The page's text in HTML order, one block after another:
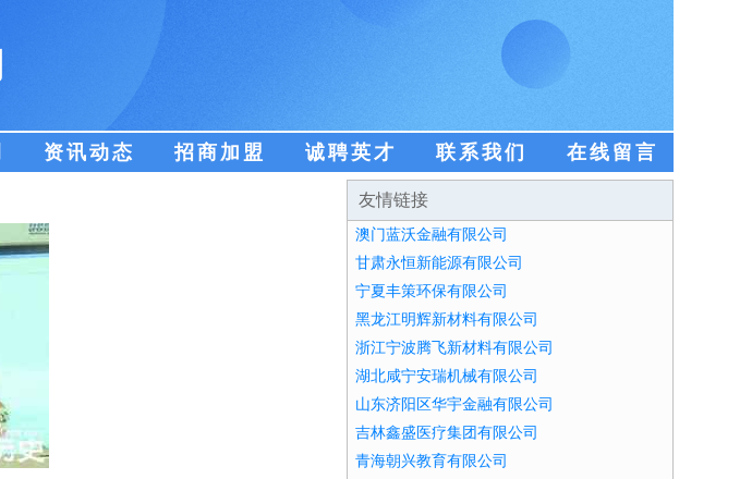
资讯动态 招商加盟 诚聘英才 联系我们 在线留言
友情链接
澳门蓝沃金融有限公司
甘肃永恒新能源有限公司
宁夏丰策环保有限公司
黑龙江明辉新材料有限公司
浙江宁波腾飞新材料有限公司
湖北咸宁安瑞机械有限公司
山东济阳区华宇金融有限公司
吉林鑫盛医疗集团有限公司
青海朝兴教育有限公司